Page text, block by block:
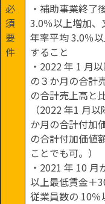
必
須
要
件
・補助事業終了
3.0％以上増加
年率平均 3.0％
すること
・2022 年 1 月
の３か月の合計
の合計売上高と
（2022 年1 月
か月の合計付加
の合計付加価値
ことでも可。）
・2021 年 10 月
以上最低賃金＋
従業員数の 10％